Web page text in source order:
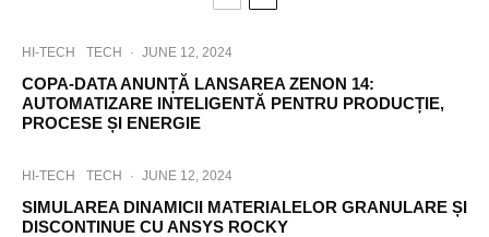
HI-TECH TECH · JUNE 12, 2024
COPA-DATA ANUNȚĂ LANSAREA ZENON 14:
AUTOMATIZARE INTELIGENTĂ PENTRU PRODUCȚIE,
PROCESE ȘI ENERGIE
HI-TECH TECH · JUNE 12, 2024
SIMULAREA DINAMICII MATERIALELOR GRANULARE ȘI
DISCONTINUE CU ANSYS ROCKY